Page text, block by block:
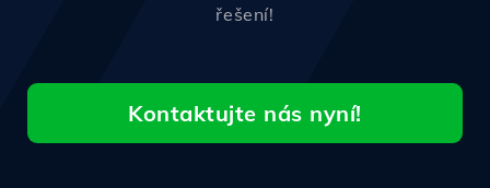
řešení!
Kontaktujte nás nyní!